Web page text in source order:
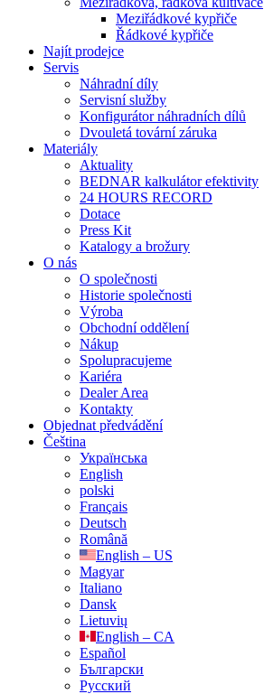
Meziřádkové kypřiče
Řádkové kypřiče
Najít prodejce
Servis
Náhradní díly
Servisní služby
Konfigurátor náhradních dílů
Dvouletá tovární záruka
Materiály
Aktuality
BEDNAR kalkulátor efektivity
24 HOURS RECORD
Dotace
Press Kit
Katalogy a brožury
O nás
O společnosti
Historie společnosti
Výroba
Obchodní oddělení
Nákup
Spolupracujeme
Kariéra
Dealer Area
Kontakty
Objednat předvádění
Čeština
Українська
English
polski
Français
Deutsch
Română
English – US
Magyar
Italiano
Dansk
Lietuvių
English – CA
Español
Български
Русский